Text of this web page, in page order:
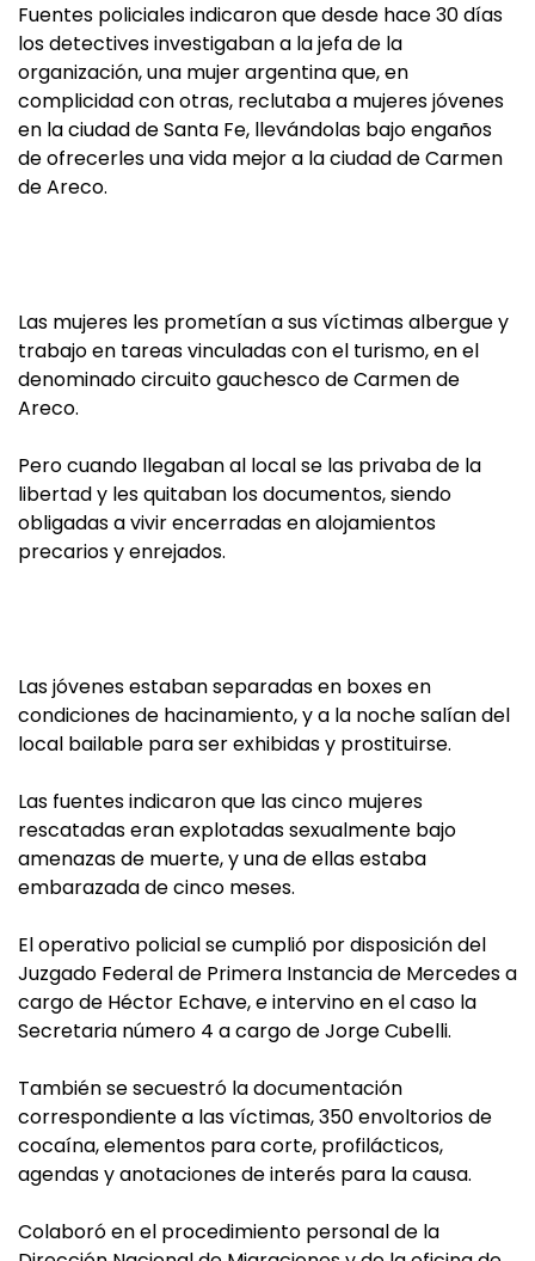
Fuentes policiales indicaron que desde hace 30 días
los detectives investigaban a la jefa de la
organización, una mujer argentina que, en
complicidad con otras, reclutaba a mujeres jóvenes
en la ciudad de Santa Fe, llevándolas bajo engaños
de ofrecerles una vida mejor a la ciudad de Carmen
de Areco.
Las mujeres les prometían a sus víctimas albergue y
trabajo en tareas vinculadas con el turismo, en el
denominado circuito gauchesco de Carmen de
Areco.
Pero cuando llegaban al local se las privaba de la
libertad y les quitaban los documentos, siendo
obligadas a vivir encerradas en alojamientos
precarios y enrejados.
Las jóvenes estaban separadas en boxes en
condiciones de hacinamiento, y a la noche salían del
local bailable para ser exhibidas y prostituirse.
Las fuentes indicaron que las cinco mujeres
rescatadas eran explotadas sexualmente bajo
amenazas de muerte, y una de ellas estaba
embarazada de cinco meses.
El operativo policial se cumplió por disposición del
Juzgado Federal de Primera Instancia de Mercedes a
cargo de Héctor Echave, e intervino en el caso la
Secretaria número 4 a cargo de Jorge Cubelli.
También se secuestró la documentación
correspondiente a las víctimas, 350 envoltorios de
cocaína, elementos para corte, profilácticos,
agendas y anotaciones de interés para la causa.
Colaboró en el procedimiento personal de la